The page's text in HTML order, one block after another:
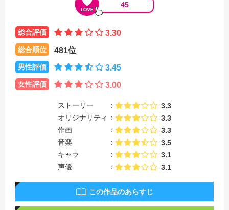
45
総合評価 3.30
総合順位 481位
男性評価 3.45
女性評価 3.00
ストーリー
3.3
オリジナリティ
3.3
作画
3.3
音楽
3.5
キャラ
3.1
声優
3.1
この作品のあらすじ